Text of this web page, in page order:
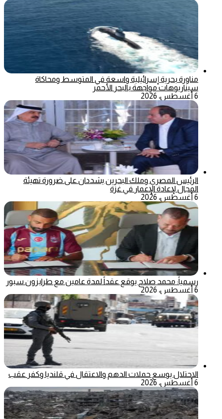
مناورة بحرية إسرائيلية واسعة في المتوسط ومحاكاة
سيناريوهات مواجهة بالبحر الأحمر
6 أغسطس، 2026
الرئيس المصري وملك البحرين يشددان على ضرورة تهيئة
المجال لإعادة الإعمار في غزة
6 أغسطس، 2026
رسمياً: محمد صلاح يوقع عقداً لمدة عامين مع طرابزون سبور
6 أغسطس، 2026
الاحتلال يوسع حملات الدهم والاعتقال في قلنديا وكفر عقب
6 أغسطس، 2026